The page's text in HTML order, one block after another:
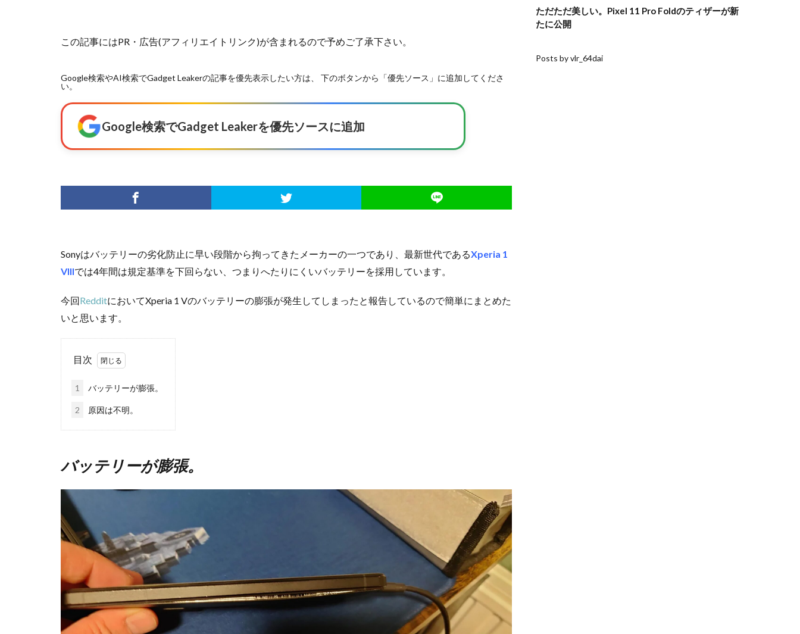
この記事にはPR・広告(アフィリエイトリンク)が含まれるので予めご了承下さい。
Google検索やAI検索でGadget Leakerの記事を優先表示したい方は、 下のボタンから「優先ソース」に追加してくださ
い。
Google検索でGadget Leakerを優先ソースに追加
Sonyはバッテリーの劣化防止に早い段階から拘ってきたメーカーの一つであり、最新世代であるXperia 1
VIIIでは4年間は規定基準を下回らない、つまりへたりにくいバッテリーを採用しています。
今回RedditにおいてXperia 1 Vのバッテリーの膨張が発生してしまったと報告しているので簡単にまとめた
いと思います。
目次
1 バッテリーが膨張。
2 原因は不明。
バッテリーが膨張。
ただただ美しい。Pixel 11 Pro Foldのティザーが新
たに公開
Posts by vlr_64dai